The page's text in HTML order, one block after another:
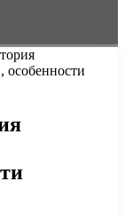
особенности